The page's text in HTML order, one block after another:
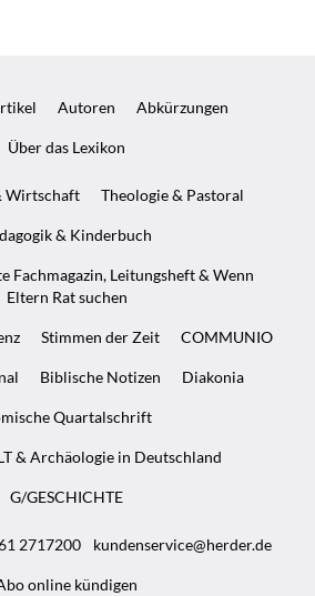
Autoren Abkürzungen
Über das Lexikon
Wirtschaft Theologie & Pastoral
& Kinderbuch
Fachmagazin, Leitungsheft & Wenn
Eltern Rat suchen
Stimmen der Zeit COMMUNIO
Biblische Notizen Diakonia
Quartalschrift
& Archäologie in Deutschland
G/GESCHICHTE
2717200 kundenservice@herder.de
online kündigen